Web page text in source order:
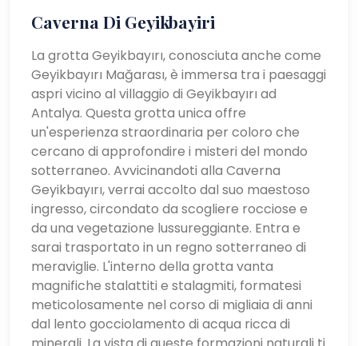
Caverna Di Geyikbayiri
La grotta Geyikbayırı, conosciuta anche come
Geyikbayırı Mağarası, è immersa tra i paesaggi
aspri vicino al villaggio di Geyikbayırı ad
Antalya. Questa grotta unica offre
un'esperienza straordinaria per coloro che
cercano di approfondire i misteri del mondo
sotterraneo. Avvicinandoti alla Caverna
Geyikbayırı, verrai accolto dal suo maestoso
ingresso, circondato da scogliere rocciose e
da una vegetazione lussureggiante. Entra e
sarai trasportato in un regno sotterraneo di
meraviglie. L'interno della grotta vanta
magnifiche stalattiti e stalagmiti, formatesi
meticolosamente nel corso di migliaia di anni
dal lento gocciolamento di acqua ricca di